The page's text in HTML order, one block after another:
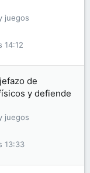
juegos
14:12
de
y defiende
juegos
13:33